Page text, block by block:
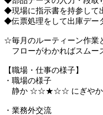
◆現場に指示書を持参して
◆伝票処理をして出庫デー
☆毎月のルーティーン作業
フローがわかればスムー
【職場・仕事の様子】
・職場の様子
静か ☆☆★☆☆ にぎやか
・業務外交流